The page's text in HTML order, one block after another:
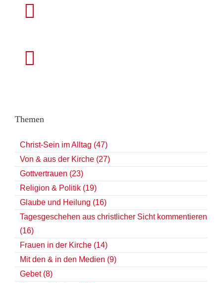
Themen
Christ-Sein im Alltag (47)
Von & aus der Kirche (27)
Gottvertrauen (23)
Religion & Politik (19)
Glaube und Heilung (16)
Tagesgeschehen aus christlicher Sicht kommentieren
(16)
Frauen in der Kirche (14)
Mit den & in den Medien (9)
Gebet (8)